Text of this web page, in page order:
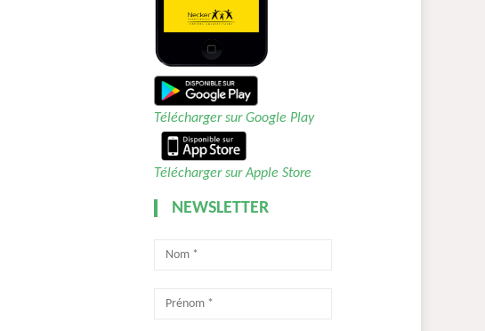
Télécharger sur Google Play
Télécharger sur Apple Store
NEWSLETTER